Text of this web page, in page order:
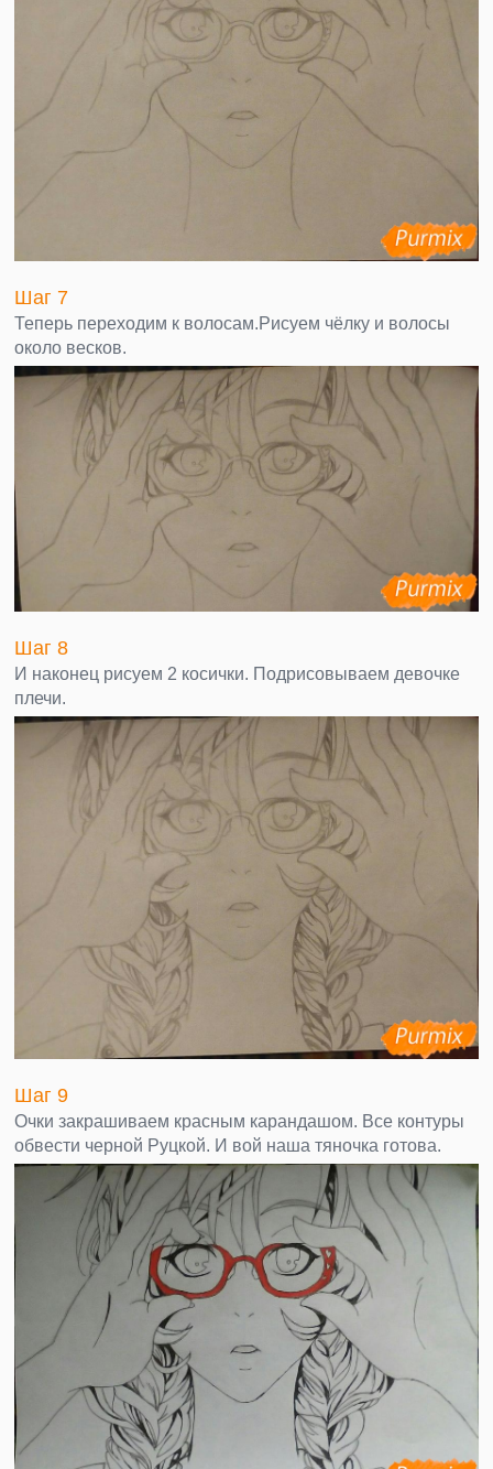
Шаг 7
Теперь переходим к волосам.Рисуем чёлку и волосы
около весков.
Шаг 8
И наконец рисуем 2 косички. Подрисовываем девочке
плечи.
Шаг 9
Очки закрашиваем красным карандашом. Все контуры
обвести черной Руцкой. И вой наша тяночка готова.